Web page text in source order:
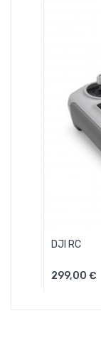
DJI RC
299,00 €